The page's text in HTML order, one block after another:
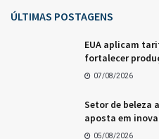
ÚLTIMAS POSTAGENS
EUA aplicam
fortalecer
07/08/2026
Setor de beleza
aposta em
05/08/2026